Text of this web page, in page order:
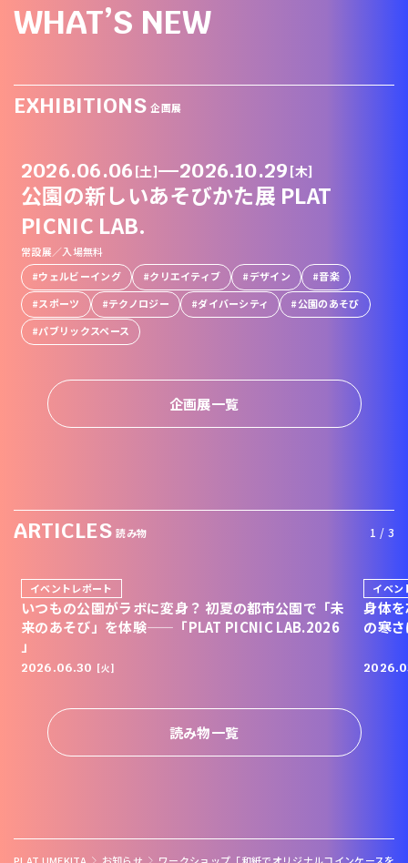
WHAT’S NEW
EXHIBITIONS 企画展
2026.06.06 [土] —2026.10.29 [木]
公園の新しいあそびかた展 PLAT
PICNIC LAB.
常設展／入場無料
ウェルビーイング
クリエイティブ デザイン
音楽
スポーツ
テクノロジー ダイバーシティ
公園のあそび
パブリックスペース
企画展一覧
ARTICLES 読み物 1 / 3
イベントレポート
いつもの公園がラボに変身？ 初夏の都市公園で「未
来のあそび」を体験——「PLAT PICNIC LAB.2026
」
2026.06.30 [火]
イベン
身体
の寒
読み物一覧